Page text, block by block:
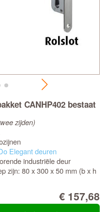
CANHP402 bestaat
zijden)
Elegant deuren
industriële deur
zijn: 80 x 300 x 50 mm (b x h
€ 157,68